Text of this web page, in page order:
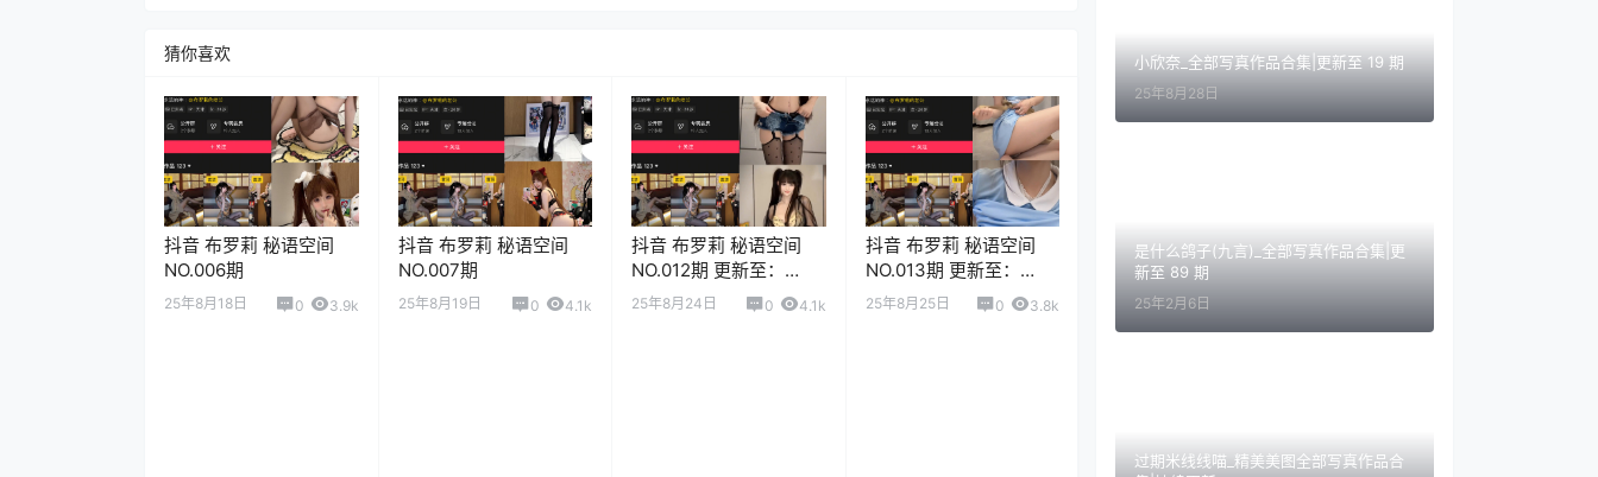
猜你喜欢
抖音 布罗莉 秘语空间
NO.006期
25年8月18日 0 3.9k
抖音 布罗莉 秘语空间
NO.007期
25年8月19日 0 4.1k
抖音 布罗莉 秘语空间
NO.012期 更新至：
2025.8.13
25年8月24日 0 4.1k
抖音 布罗莉 秘语空间
NO.013期 更新至：
2025.7.28
25年8月25日 0 3.8k
小欣奈_全部写真作品合集|更新至 19 期
25年8月28日
是什么鸽子(九言)_全部写真作品合集|更
新至 89 期
25年2月6日
过期米线线喵_精美美图全部写真作品合